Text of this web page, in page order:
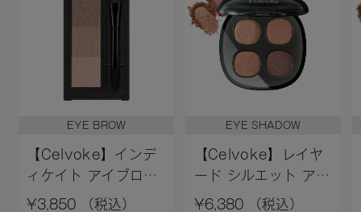
EYE BROW
【Celvoke】インデ
ィケイト アイブロウ
パウダー 13＜2026
¥3,850 （税込）
EYE SHADOW
【Celvoke】レイヤ
ード シルエット アイ
ズ［01～04,EX01］
¥6,380 （税込）